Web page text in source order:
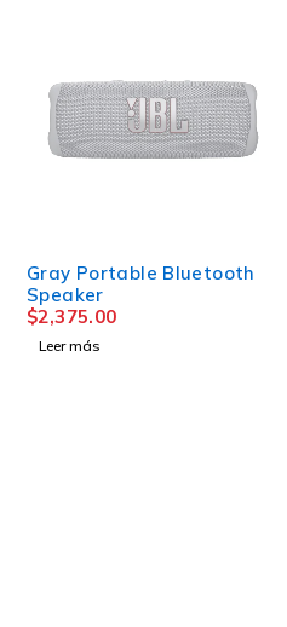
AGOTADO
Gray Portable Bluetooth
Speaker
$2,375.00
Leer más